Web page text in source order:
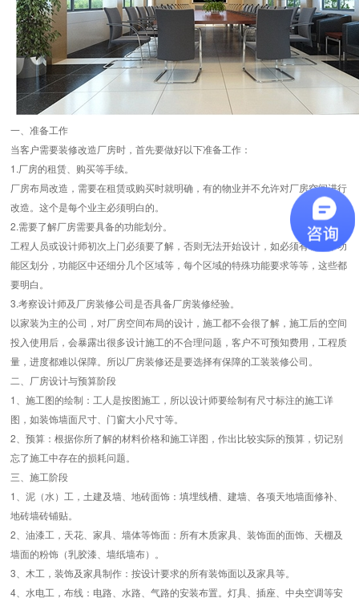
一、准备工作
当客户需要装修改造厂房时，首先要做好以下准备工作：
1.厂房的租赁、购买等手续。
厂房布局改造，需要在租赁或购买时就明确，有的物业并不允许对厂房空间进行
改造。这个是每个业主必须明白的。
2.需要了解厂房需要具备的功能划分。
工程人员或设计师初次上门必须要了解，否则无法开始设计，如必须有哪几个功
能区划分，功能区中还细分几个区域等，每个区域的特殊功能要求等等，这些都
要明白。
3.考察设计师及厂房装修公司是否具备厂房装修经验。
以家装为主的公司，对厂房空间布局的设计，施工都不会很了解，施工后的空间
投入使用后，会暴露出很多设计施工的不合理问题，客户不可预知费用，工程质
量，进度都难以保障。所以厂房装修还是要选择有保障的工装装修公司。
二、厂房设计与预算阶段
1、施工图的绘制：工人是按图施工，所以设计师要绘制有尺寸标注的施工详
图，如装饰墙面尺寸、门窗大小尺寸等。
2、预算：根据你所了解的材料价格和施工详图，作出比较实际的预算，切记别
忘了施工中存在的损耗问题。
三、施工阶段
1、泥（水）工，土建及墙、地砖面饰：填埋线槽、建墙、各项天地墙面修补、
地砖墙砖铺贴。
2、油漆工，天花、家具、墙体等饰面：所有木质家具、装饰面的面饰、天棚及
墙面的粉饰（乳胶漆、墙纸墙布）。
3、木工，装饰及家具制作：按设计要求的所有装饰面以及家具等。
4、水电工，布线：电路、水路、气路的安装布置。灯具、插座、中央空调等安